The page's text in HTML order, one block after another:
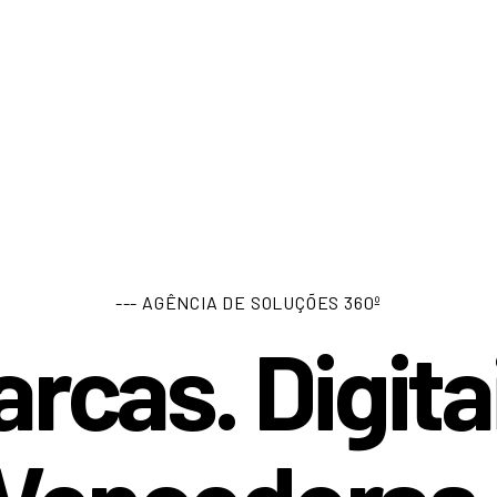
--- AGÊNCIA DE SOLUÇÕES 360º